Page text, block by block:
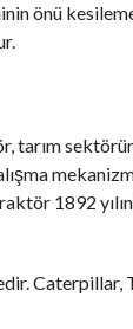
önü
tarım
1892
Caterpillar,